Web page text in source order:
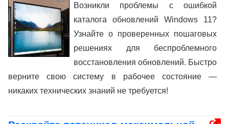
Возникли проблемы с ошибкой
каталога обновлений Windows 11?
Узнайте о проверенных пошаговых
решениях для беспроблемного
восстановления обновлений. Быстро
верните свою систему в рабочее состояние —
никаких технических знаний не требуется!